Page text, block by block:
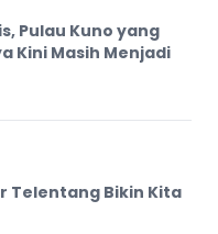
Pulau Kuno yang
Kini Masih Menjadi
Telentang Bikin Kita